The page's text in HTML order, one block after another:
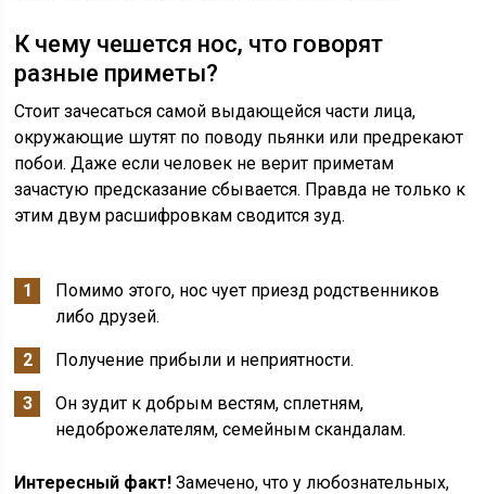
К чему чешется нос, что говорят
разные приметы?
Стоит зачесаться самой выдающейся части лица,
окружающие шутят по поводу пьянки или предрекают
побои. Даже если человек не верит приметам
зачастую предсказание сбывается. Правда не только к
этим двум расшифровкам сводится зуд.
Помимо этого, нос чует приезд родственников
либо друзей.
Получение прибыли и неприятности.
Он зудит к добрым вестям, сплетням,
недоброжелателям, семейным скандалам.
Интересный факт! Замечено, что у любознательных,